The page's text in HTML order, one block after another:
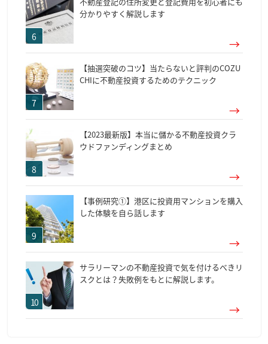
分かりやすく解説します
【抽選突破のコツ】当たらないと評判のCOZU
CHIに不動産投資するためのテクニック
【2023最新版】本当に儲かる不動産投資クラ
ウドファンディングまとめ
【事例研究①】港区に投資用マンションを購入
した体験を自ら話します
サラリーマンの不動産投資で気を付けるべきリ
スクとは？失敗例をもとに解説します。